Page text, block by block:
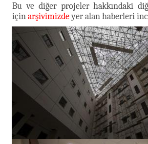
Bu ve diğer projeler hakkındaki
içinarşivimizdeyer alan haberleri